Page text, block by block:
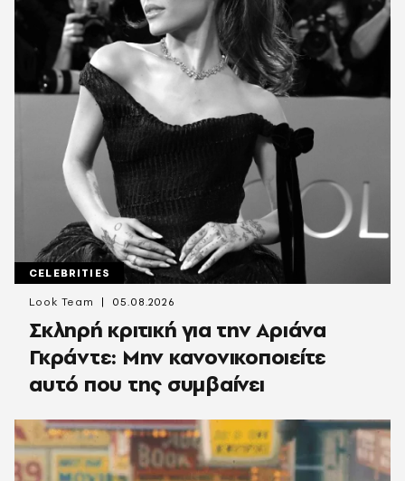
CELEBRITIES
Σκληρή κριτική για την Αριάνα
Γκράντε: Μην κανονικοποιείτε
αυτό που της συμβαίνει
Look Team 05.08.2026